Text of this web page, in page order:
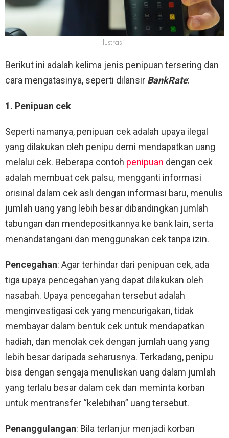
Ilustrasi
Berikut ini adalah kelima jenis penipuan tersering dan
cara mengatasinya, seperti dilansir BankRate:
1. Penipuan cek
Seperti namanya, penipuan cek adalah upaya ilegal
yang dilakukan oleh penipu demi mendapatkan uang
melalui cek. Beberapa contoh penipuan dengan cek
adalah membuat cek palsu, mengganti informasi
orisinal dalam cek asli dengan informasi baru, menulis
jumlah uang yang lebih besar dibandingkan jumlah
tabungan dan mendepositkannya ke bank lain, serta
menandatangani dan menggunakan cek tanpa izin.
Pencegahan: Agar terhindar dari penipuan cek, ada
tiga upaya pencegahan yang dapat dilakukan oleh
nasabah. Upaya pencegahan tersebut adalah
menginvestigasi cek yang mencurigakan, tidak
membayar dalam bentuk cek untuk mendapatkan
hadiah, dan menolak cek dengan jumlah uang yang
lebih besar daripada seharusnya. Terkadang, penipu
bisa dengan sengaja menuliskan uang dalam jumlah
yang terlalu besar dalam cek dan meminta korban
untuk mentransfer “kelebihan” uang tersebut.
Penanggulangan: Bila terlanjur menjadi korban